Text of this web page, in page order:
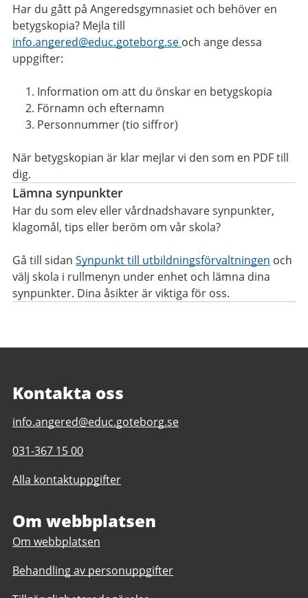
Har du gått på Angeredsgymnasiet och behöver en
betygskopia? Mejla till
info.angered@educ.goteborg.se och ange dessa
uppgifter:
Information om att du önskar en betygskopia
Förnamn och efternamn
Personnummer (tio siffror)
När betygskopian är klar mejlar vi den som en PDF till
dig.
Lämna synpunkter
Har du som elev eller vårdnadshavare synpunkter,
klagomål, tips eller beröm om vår skola?
Gå till sidan Synpunkt till utbildningsförvaltningen och
välj skola i rullmenyn under enhet och lämna dina
synpunkter. Dina åsikter är viktiga för oss.
Kontakta oss
E-
till
Angeredsgymnasiet
info.angered@educ.goteborg.se
Telefonnummer
Angeredsgymnasiet
031-367 15 00
Alla kontaktuppgifter
Om webbplatsen
Om webbplatsen
Behandling av personuppgifter